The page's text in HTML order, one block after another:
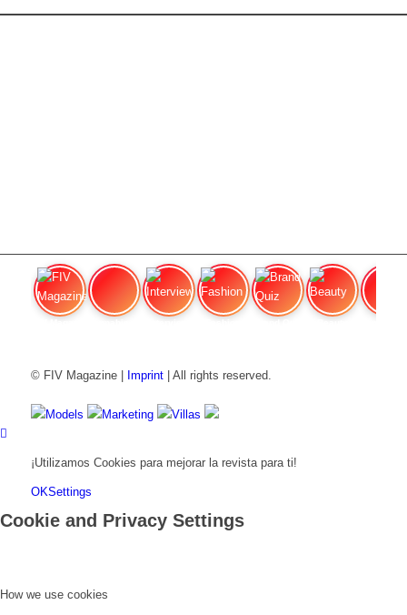
© FIV Magazine | Imprint| All rights reserved.
Models Marketing Villas
¡Utilizamos Cookies para mejorar la revista para ti!
OKSettings
Cookie and Privacy Settings
How we use cookies